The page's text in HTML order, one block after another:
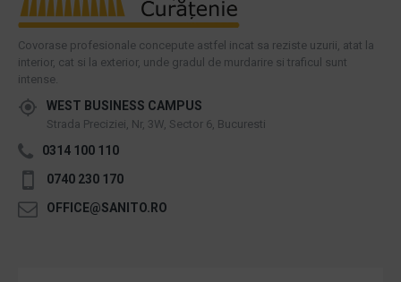
Covorase profesionale concepute astfel incat sa reziste uzurii, atat la
interior, cat si la exterior, unde gradul de murdarire si traficul sunt
intense.
WEST BUSINESS CAMPUS
Strada Preciziei, Nr, 3W, Sector 6, Bucuresti
0314 100 110
0740 230 170
OFFICE@SANITO.RO